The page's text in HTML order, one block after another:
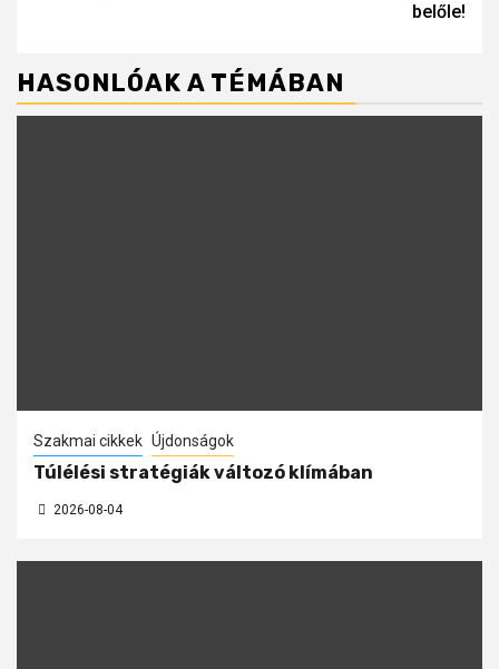
belőle!
HASONLÓAK A TÉMÁBAN
Szakmai cikkek Újdonságok
Túlélési stratégiák változó klímában
2026-08-04